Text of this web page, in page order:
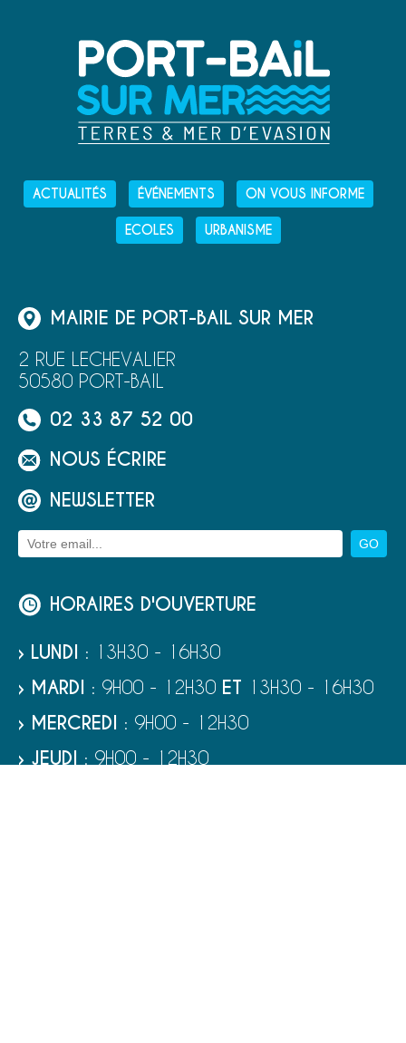
ACTUALITÉS ÉVÉNEMENTS ON VOUS INFORME
ECOLES URBANISME
MAIRIE DE PORT-BAIL SUR MER
2 RUE LECHEVALIER
50580 PORT-BAIL
02 33 87 52 00
NOUS ÉCRIRE
NEWSLETTER
HORAIRES D'OUVERTURE
› LUNDI : 13H30 - 16H30
› MARDI : 9H00 - 12H30 ET 13H30 - 16H30
› MERCREDI : 9H00 - 12H30
› JEUDI : 9H00 - 12H30